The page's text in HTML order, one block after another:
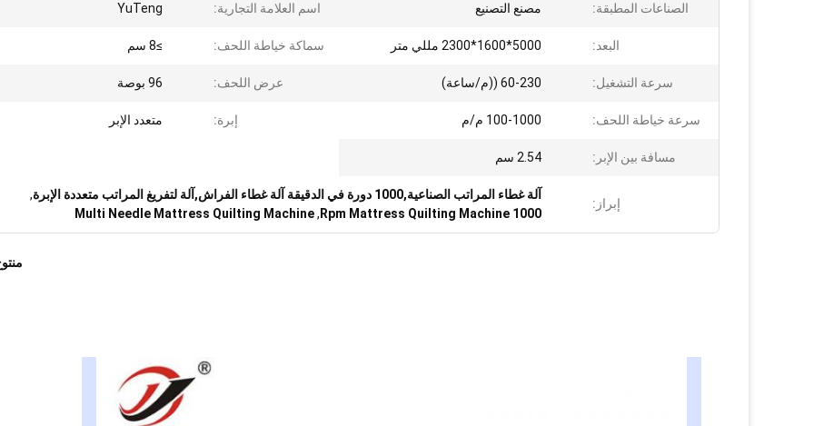
الصناعات المطبقة: مصنع التصنيع اسم العلامة التجارية: YuTeng
البعد: 5000*1600*2300 مللي متر سماكة خياطة اللحف: ≥8 سم
سرعة التشغيل: 60-230 ((م/ساعة) عرض اللحف: 96 بوصة
سرعة خياطة اللحف: 100-1000 م/م إبرة: متعدد الإبر
مسافة بين الإبر: 2.54 سم
إبراز:
آلة غطاء المراتب الصناعية,1000 دورة في الدقيقة آلة غطاء الفراش,آلة لتفريغ المراتب متعددة الإبرة
,
1000 Rpm Mattress Quilting Machine
,
Multi Needle Mattress Quilting Machine